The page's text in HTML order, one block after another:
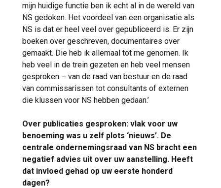
mijn huidige functie ben ik echt al in de wereld van
NS gedoken. Het voordeel van een organisatie als
NS is dat er heel veel over gepubliceerd is. Er zijn
boeken over geschreven, documentaires over
gemaakt. Die heb ik allemaal tot me genomen. Ik
heb veel in de trein gezeten en heb veel mensen
gesproken – van de raad van bestuur en de raad
van commissarissen tot consultants of externen
die klussen voor NS hebben gedaan.’
Over publicaties gesproken: vlak voor uw
benoeming was u zelf plots ‘nieuws’. De
centrale ondernemingsraad van NS bracht een
negatief advies uit over uw aanstelling. Heeft
dat invloed gehad op uw eerste honderd
dagen?